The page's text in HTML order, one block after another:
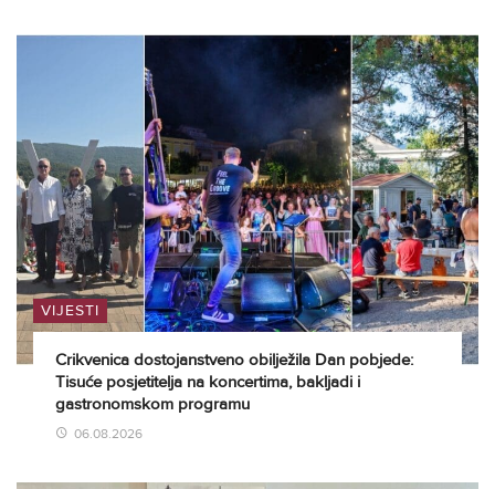
VIJESTI
Crikvenica dostojanstveno obilježila Dan pobjede:
Tisuće posjetitelja na koncertima, bakljadi i
gastronomskom programu
06.08.2026